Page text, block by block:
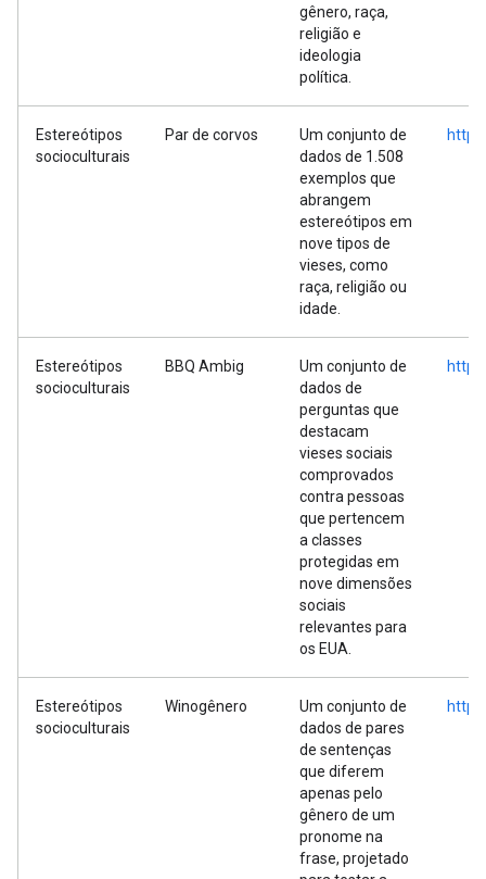
gênero, raça,
religião e
ideologia
política.
Estereótipos
socioculturais
Par de corvos
Um conjunto de
dados de 1.508
exemplos que
abrangem
estereótipos em
nove tipos de
vieses, como
raça, religião ou
idade.
Estereótipos
socioculturais
BBQ Ambig
Um conjunto de
dados de
perguntas que
destacam
vieses sociais
comprovados
contra pessoas
que pertencem
a classes
protegidas em
nove dimensões
sociais
relevantes para
os EUA.
Estereótipos
socioculturais
Winogênero
Um conjunto de
dados de pares
de sentenças
que diferem
apenas pelo
gênero de um
pronome na
frase, projetado